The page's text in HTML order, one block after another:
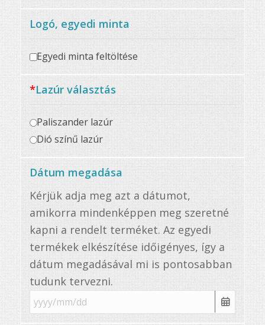
Logó, egyedi minta
Egyedi minta feltöltése
*Lazúr választás
Paliszander lazúr
Dió színű lazúr
Dátum megadása
Kérjük adja meg azt a dátumot,
amikorra mindenképpen meg szeretné
kapni a rendelt terméket. Az egyedi
termékek elkészítése időigényes, így a
dátum megadásával mi is pontosabban
tudunk tervezni.